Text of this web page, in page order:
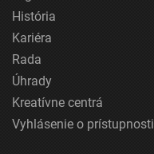
História
Kariéra
Rada
Úhrady
Kreatívne centrá
Vyhlásenie o prístupnosti